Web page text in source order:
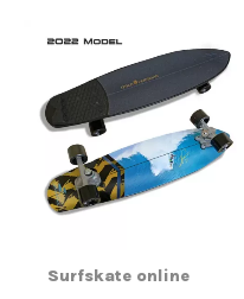
Surfskate online